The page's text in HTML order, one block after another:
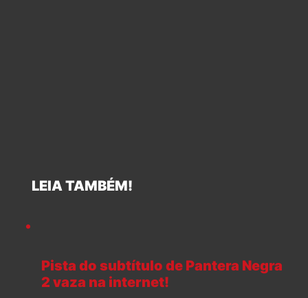
LEIA TAMBÉM!
Pista do subtítulo de Pantera Negra
2 vaza na internet!